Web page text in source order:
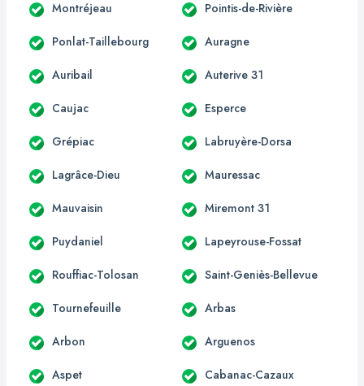
Montréjeau Pointis-de-Rivière
Ponlat-Taillebourg Auragne
Auribail Auterive 31
Caujac Esperce
Grépiac Labruyère-Dorsa
Lagrâce-Dieu Mauressac
Mauvaisin Miremont 31
Puydaniel Lapeyrouse-Fossat
Rouffiac-Tolosan Saint-Geniès-Bellevue
Tournefeuille Arbas
Arbon Arguenos
Aspet Cabanac-Cazaux